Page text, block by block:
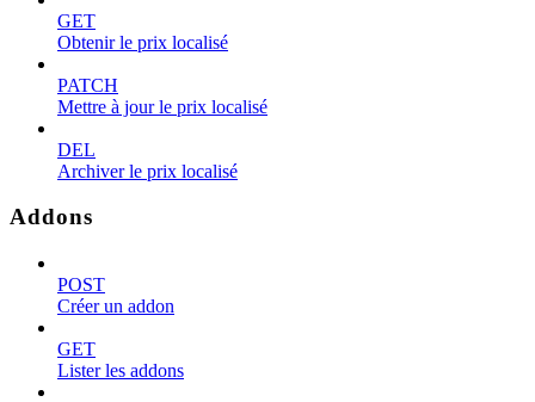
GET
Obtenir le prix localisé
PATCH
Mettre à jour le prix localisé
DEL
Archiver le prix localisé
Addons
POST
Créer un addon
GET
Lister les addons